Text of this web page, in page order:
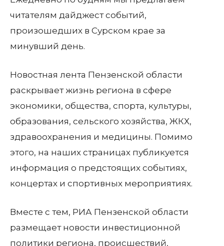
читателям дайджест событий,
произошедших в Сурском крае за
минувший день.
Новостная лента Пензенской области
раскрывает жизнь региона в сфере
экономики, общества, спорта, культуры,
образования, сельского хозяйства, ЖКХ,
здравоохранения и медицины. Помимо
этого, на наших страницах публикуется
информация о предстоящих событиях,
концертах и спортивных мероприятиях.
Вместе с тем, РИА Пензенской области
размещает новости инвестиционной
политики региона, происшествий,